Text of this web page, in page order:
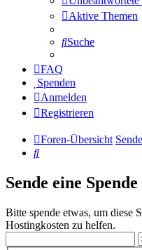
Aktive Themen
Suche
FAQ
Spenden
Anmelden
Registrieren
Foren-Übersicht
Suche
Sende eine Spende
Bitte spende etwas, um diese
Hostingkosten zu helfen.